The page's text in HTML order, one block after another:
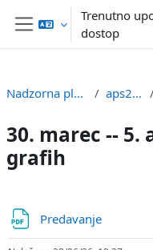
Preskoči na glavno vsebino
Stransko polje
Trenutno
dostop
Nadzorna plošča aps2uni
30. marec -- 5.
grafih
Osnutek odseka
Predavanje